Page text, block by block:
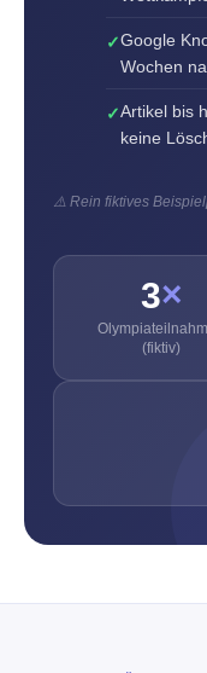
Google
Wochen
Artikel bis
keine
⚠️ Rein fiktives
3×
(fiktiv)